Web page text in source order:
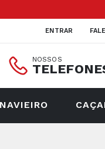
ENTRAR
NOSSOS